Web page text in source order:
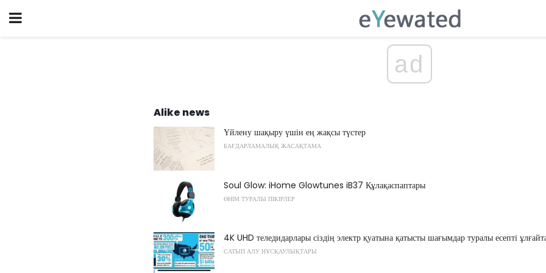
ad
Alike news
Үйлену шақыру үшін ең жақсы түстер
БАҒДАРЛАМАЛЫҚ ЖАСАҚТАМА
Soul Glow: iHome Glowtunes iB37 Құлақаспаптары
ӨНІМ ТУРАЛЫ ПІКІРЛЕР
4K UHD теледидарлары сіздің электр қуатына қатысты шағымдар туралы есепті
САТЫП АЛУ НҰСҚАУЛЫҚТАРЫ